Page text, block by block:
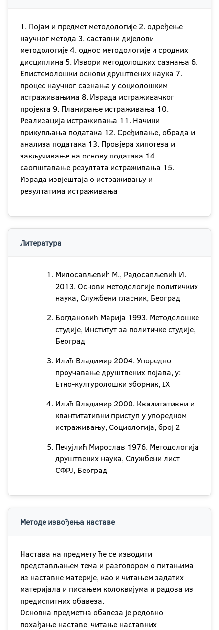
1. Појам и предмет методологије 2. одређење
научног метода 3. саставни дијелови
методологије 4. однос методологије и сродних
дисциплина 5. Извори методолошких сазнања 6.
Епистемолошки основи друштвених наука 7.
процес научног сазнања у социолошким
истраживањима 8. Израда истраживачког
пројекта 9. Планирање истраживања 10.
Реализација истраживања 11. Начини
прикупљања података 12. Сређивање, обрада и
анализа података 13. Провјера хипотеза и
закључивање на основу података 14.
саопштавање резултата истраживања 15.
Израда извјештаја о истраживању и
резултатима истраживања
Литература
Милосављевић М., Радосављевић И.
2013. Основи методологије политичких
наука, Службени гласник, Београд
Богдановић Марија 1993. Методолошке
студије, Институт за политичке студије,
Београд
Илић Владимир 2004. Упоредно
проучавање друштвених појава, у:
Етно-културолошки зборник, IX
Илић Владимир 2000. Квалитативни и
квантитативни приступ у упоредном
истраживању, Социологија, број 2
Печујлић Мирослав 1976. Методологија
друштвених наука, Службени лист
СФРЈ, Београд
Методе извођења наставе
Настава на предмету ће се изводити
представљањем тема и разговором о питањима
из наставне материје, као и читањем задатих
материјала и писањем колоквијума и радова из
предиспитних обавеза.
Основна предметна обавеза је редовно
похађање наставе, читање наставних